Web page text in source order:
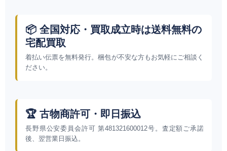
📦 全国対応・買取成立時は送料無料の
宅配買取
着払い伝票を無料発行。梱包が不安な方もお気軽にご相談く
ださい。
🏆 古物商許可・即日振込
長野県公安委員会許可 第481321600012号。査定額ご承諾
後、翌営業日振込。